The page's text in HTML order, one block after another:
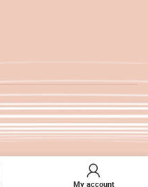
My account